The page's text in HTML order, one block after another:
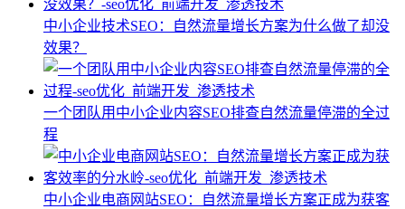
中小企业技术SEO：自然流量增长方案为什么做了却没
效果？
一个团队用中小企业内容SEO排查自然流量停滞的全过
程
中小企业电商网站SEO：自然流量增长方案正成为获客